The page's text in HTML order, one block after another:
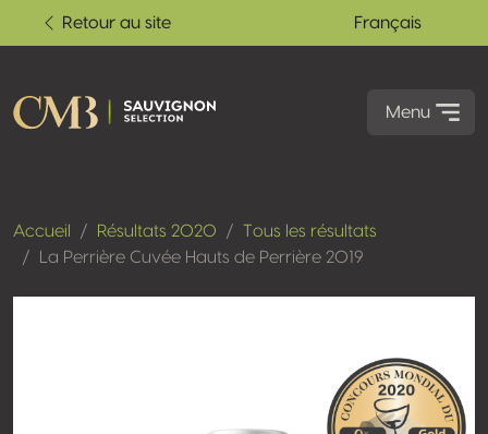
Retour au site Français
Menu
Accueil Résultats 2020
Tous les résultats
La Perrière Cuvée Hauts de Perrière 2019